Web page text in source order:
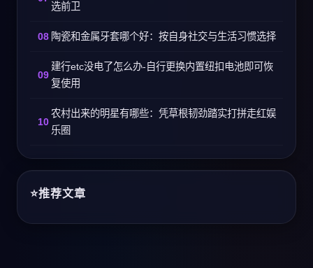
选前卫
陶瓷和金属牙套哪个好：按自身社交与生活习惯选择
建行etc没电了怎么办-自行更换内置纽扣电池即可恢
复使用
农村出来的明星有哪些：凭草根韧劲踏实打拼走红娱
乐圈
推荐文章